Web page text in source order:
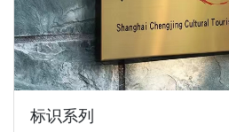
标识系列